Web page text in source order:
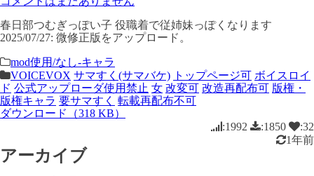
春日部つむぎっぽい子 役職着で従姉妹っぽくなります
2025/07/27: 微修正版をアップロード。
mod使用/なし-キャラ
VOICEVOX サマすく(サマバケ) トップページ可 ボイスロイ
ド 公式アップローダ使用禁止 女 改変可 改造再配布可 版権・
版権キャラ 要サマすく 転載再配布不可
ダウンロード（318 KB）
:1992
:1850
:32
1年前
アーカイブ